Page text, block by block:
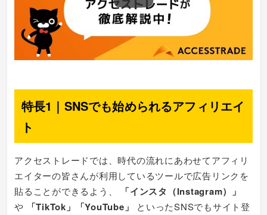
特長1｜SNSでも始められるアフィリエイ
ト
アクセストレードでは、時代の流れにあわせてアフィリ
エイターの皆さんが利用しているツールで広告リンクを
貼ることができるよう、
「インスタ（Instagram）」
や 「TikTok」「YouTube」
といったSNSでもサイト登